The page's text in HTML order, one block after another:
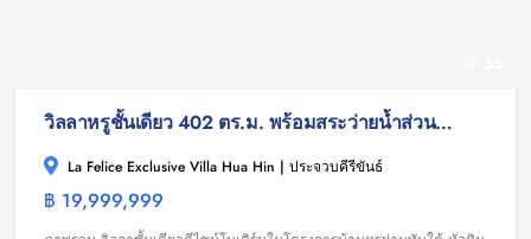
วิลลาหรูชั้นเดียว 402 ตร.ม. พร้อมสระว่ายน้ำส่วนตัว ทำเลทับใต้ หัวหิน
La Felice Exclusive Villa Hua Hin | ประจวบคีรีขันธ์
฿ 19,999,999